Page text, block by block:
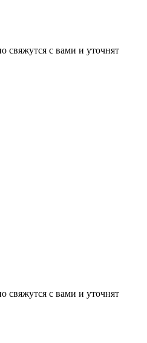
свяжутся с вами и уточнят
свяжутся с вами и уточнят